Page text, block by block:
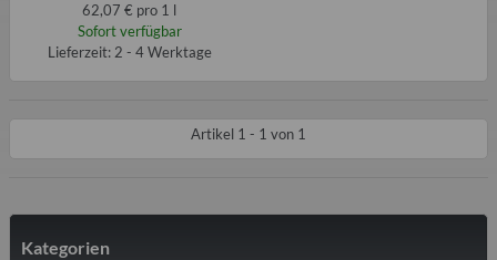
62,07 € pro 1 l
Sofort verfügbar
Lieferzeit: 2 - 4 Werktage
Artikel 1 - 1 von 1
Kategorien